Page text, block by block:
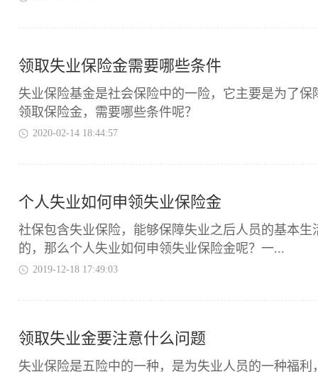
领取失业保险金需要哪些条件
失业保险基金是社会保险中的一险，它主要是为了
领取保险金，需要哪些条件呢？
2020-02-14 18:44:57
个人失业如何申领失业保险金
社保包含失业保险，能够保障失业之后人员的基本
的，那么个人失业如何申领失业保险金呢？一...
2019-12-18 17:49:03
领取失业金要注意什么问题
失业保险是五险中的一种，是为失业人员的一种福